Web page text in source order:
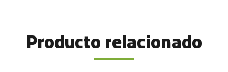
Producto relacionado